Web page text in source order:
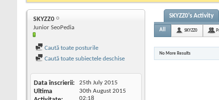
SKYZZ0
Junior SeoPedia
Caută toate posturile
Caută toate subiectele deschise
Data înscrierii 25th July 2015
Ultima
30th August 2015
02:18
SKYZZ0's Activity
All SKYZZ0
No More Results